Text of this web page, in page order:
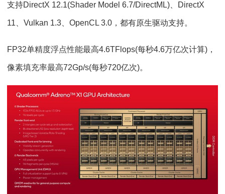
支持DirectX 12.1(Shader Model 6.7/DirectML)、DirectX
11、Vulkan 1.3、OpenCL 3.0，都有原生驱动支持。
FP32单精度浮点性能最高4.6TFlops(每秒4.6万亿次计算)，
像素填充率最高72Gp/s(每秒720亿次)。